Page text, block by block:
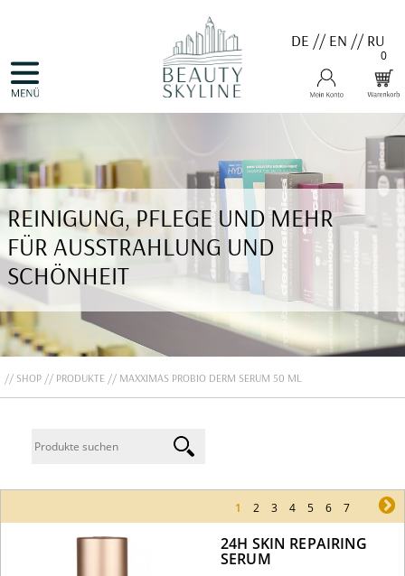
DE //EN //RU
0
NAVIGATION
VALMONT
MENARD
MEDER
COSNOBELL
PROBIO DERM・INFO
BELLEFONTAINE
DERMALOGICA
EVA GARDEN
APHRO CELINA
ANGEBOTE
REINIGUNG, PFLEGE UND MEHR
FÜR AUSSTRAHLUNG UND
SCHÖNHEIT
SHOP PRODUKTE MAXXIMAS PROBIO DERM SERUM 50 ML
1 2 3 4 5 6 7
24H SKIN REPAIRING
SERUM